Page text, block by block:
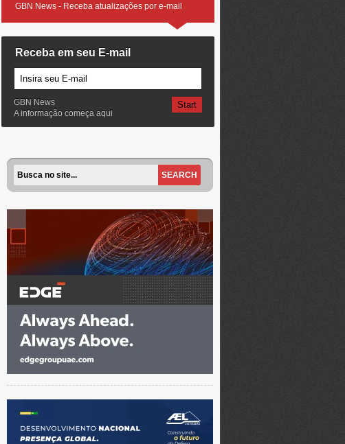
GBN News - Receba atualizações por e-mail
Receba em seu E-mail
GBN News
A informação começa aqui